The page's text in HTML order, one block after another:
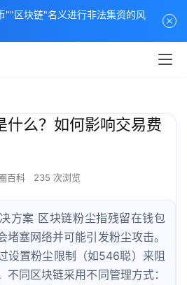
什么？如何影响交易费
百科 235 次浏览
方案 区块链粉尘指残留在钱包
堵塞网络并可能引发粉尘攻击。
设置粉尘限制（如546聪）来阻
不同区块链采用不同管理方式：
""区块链"名义进行非法集资的风